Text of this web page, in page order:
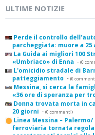
ULTIME NOTIZIE
Perde il controllo
parcheggiata: muore a 25
La Guida ai migliori 100
«Umbriaco» di Enna - (0
L'omicidio stradale di
patteggiamento - (0
Messina, si cerca la
«36 ore di speranza per
Donna trovata morta in
20 giorni - (0 commenti)
Linea Messina –
ferroviaria tornata